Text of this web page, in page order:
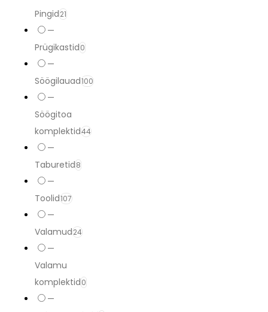
Pingid21
—
Prügikastid0
—
Söögilauad100
—
Söögitoa
komplektid44
—
Taburetid8
—
Toolid107
—
Valamud24
—
Valamu
komplektid0
—